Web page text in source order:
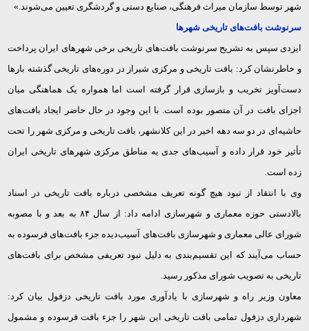
شهر توسط سازمان میراث فرهنگی، صنایع دستی و گردشگری تعیین می‌شوند.»
سرنوشت بافت‌های تاریخی شهرها
ایزدی سپس به تشریح سرنوشت بافت‌های تاریخی برخی شهرهای ایران پرداخت
و خاطرنشان کرد: بافت تاریخی و مرکزی شیراز در دوره‌های تاریخی گذشته بارها
دست‌آویز تخریب و بازسازی قرار گرفته است اما همواره یک هماهنگی میان
اجزای بافت در آن متصور بوده است. با این وجود در حال حاضر ایجاد بافت‌های
حاشیه‌ای در دو سه دهه اخیر در این کلانشهر، بافت تاریخی و مرکزی شهر را تحت
تأثیر خود قرار داده و آسیب‌های جدی به مناطق مرکزی شهرهای تاریخی ایران
زده است.
وی با انتقاد از نبود هیچ گونه تعریف مشخصی درباره بافت تاریخی در اسناد
بالادستی حوزه معماری و شهرسازی ادامه داد: از سال۸۴ به بعد و با مصوبه
شورای عالی معماری و شهرسازی بافت‌های آسیب‌دیده جزء بافت‌های فرسوده به
حساب می‌آیند که این تقسیم‌بندی به دلیل نبود تعریفی مشخص برای بافت‌های
تاریخی به تصویب شورای مذکور رسید.
معاون وزیر راه و شهرسازی با یادآوری مورد بافت تاریخی دزفول بیان کرد:
شهرداری دزفول تمامی بافت تاریخی این شهر را جزء بافت فرسوده و مشمول